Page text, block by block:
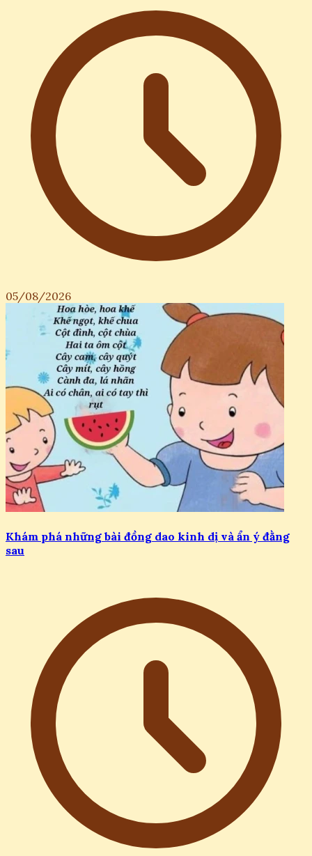
05/08/2026
Khám phá những bài đồng dao kinh dị và ẩn ý đằng
sau